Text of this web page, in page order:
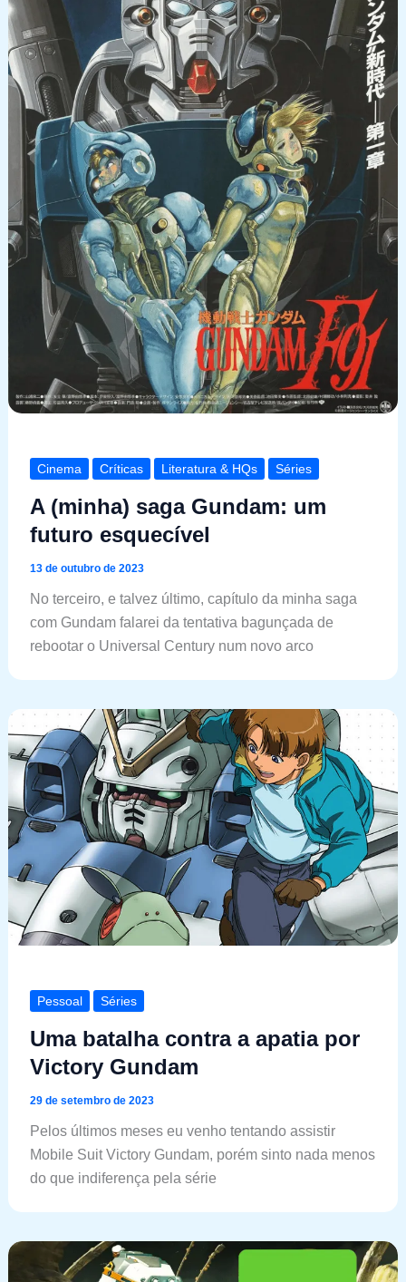
Cinema Críticas Literatura & HQs Séries
A (minha) saga Gundam: um
futuro esquecível
13 de outubro de 2023
No terceiro, e talvez último, capítulo da minha saga
com Gundam falarei da tentativa bagunçada de
rebootar o Universal Century num novo arco
Pessoal Séries
Uma batalha contra a apatia por
Victory Gundam
29 de setembro de 2023
Pelos últimos meses eu venho tentando assistir
Mobile Suit Victory Gundam, porém sinto nada menos
do que indiferença pela série